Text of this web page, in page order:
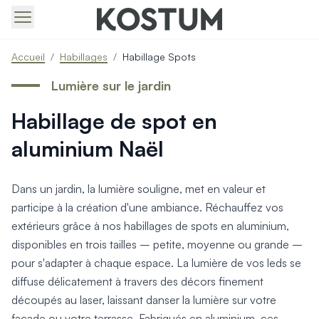
Produits > Portails > Portails contemporains
Produits > Portails > Portails traditionnels
Produits > Portails > Portails architectes
Produits > Portails > Portails avec décors
Produits > Portails > Portails économiques
Produits > Portails > Motorisation Portail
Produits > Portillons > Tous nos portillons
Produits > Portillons > Portillons contemporains
Produits > Portillons > Portillons traditionnels
Produits > Portillons > Portillons architectes
Produits > Portillons > Portillons décoratifs
Produits > Portillons > Motorisation Portillon
Produits > Portillons > Ouvertures Spéciales
Produits > Clôtures > Toutes nos clôtures
Accueil / Habillages / Habillage Spots
Habillage de spot en
aluminium Naël
Lumière sur le jardin
Dans un jardin, la lumière souligne, met en valeur et
participe à la création d'une ambiance. Réchauffez vos
extérieurs grâce à nos habillages de spots en aluminium,
disponibles en trois tailles – petite, moyenne ou grande –
pour s'adapter à chaque espace. La lumière de vos leds se
diffuse délicatement à travers des décors finement
découpés au laser, laissant danser la lumière sur votre